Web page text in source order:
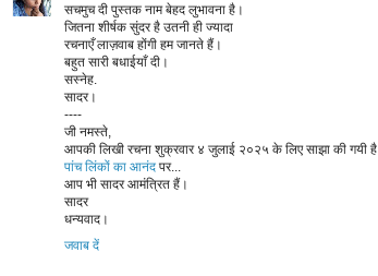
सचमुच दी पुस्तक नाम बेहद लुभावना है।
जितना शीर्षक सुंदर है उतनी ही ज्यादा
रचनाएँ लाज़वाब होंगी हम जानते हैं।
बहुत सारी बधाईयाँ दी।
सस्नेह.
सादर।
----
जी नमस्ते,
आपकी लिखी रचना शुक्रवार ४ जुलाई २०२५ के लिए साझा की गयी है
पांच लिंकों का आनंद पर...
आप भी सादर आमंत्रित हैं।
सादर
धन्यवाद।
जवाब दें